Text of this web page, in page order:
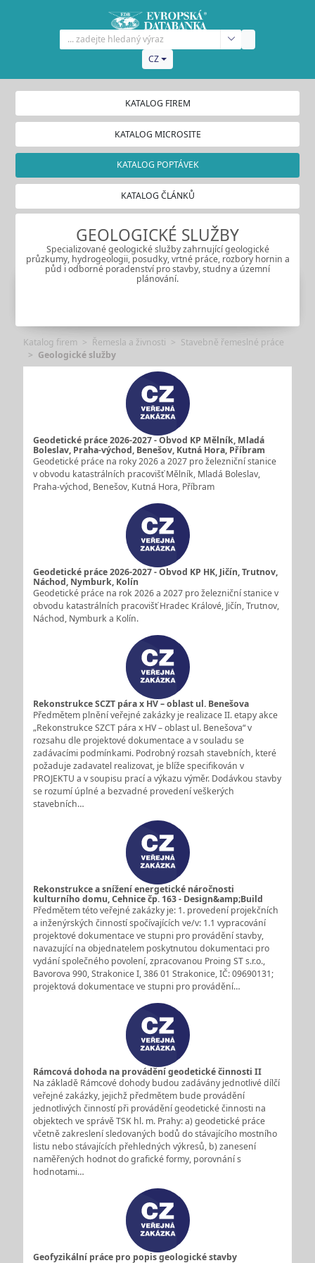
CZ
KATALOG FIREM
KATALOG MICROSITE
KATALOG POPTÁVEK
KATALOG ČLÁNKŮ
GEOLOGICKÉ SLUŽBY
Specializované geologické služby zahrnující geologické
průzkumy, hydrogeologii, posudky, vrtné práce, rozbory hornin a
půd i odborné poradenství pro stavby, studny a územní
plánování.
Katalog firem Řemesla a živnosti
Stavebně řemeslné práce
Geologické služby
Geodetické práce 2026-2027 - Obvod KP Mělník, Mladá
Boleslav, Praha-východ, Benešov, Kutná Hora, Příbram
Geodetické práce na roky 2026 a 2027 pro železniční stanice
v obvodu katastrálních pracovišť Mělník, Mladá Boleslav,
Praha-východ, Benešov, Kutná Hora, Příbram
Geodetické práce 2026-2027 - Obvod KP HK, Jičín, Trutnov,
Náchod, Nymburk, Kolín
Geodetické práce na rok 2026 a 2027 pro železniční stanice v
obvodu katastrálních pracovišť Hradec Králové, Jičín, Trutnov,
Náchod, Nymburk a Kolín.
Rekonstrukce SCZT pára x HV – oblast ul. Benešova
Předmětem plnění veřejné zakázky je realizace II. etapy akce
„Rekonstrukce SZCT pára x HV – oblast ul. Benešova“ v
rozsahu dle projektové dokumentace a v souladu se
zadávacími podmínkami. Podrobný rozsah stavebních, které
požaduje zadavatel realizovat, je blíže specifikován v
PROJEKTU a v soupisu prací a výkazu výměr. Dodávkou stavby
se rozumí úplné a bezvadné provedení veškerých
stavebních…
Rekonstrukce a snížení energetické náročnosti
kulturního domu, Cehnice čp. 163 - Design&amp;Build
Předmětem této veřejné zakázky je: 1. provedení projekčních
a inženýrských činností spočívajících ve/v: 1.1 vypracování
projektové dokumentace ve stupni pro provádění stavby,
navazující na objednatelem poskytnutou dokumentaci pro
vydání společného povolení, zpracovanou Proing ST s.r.o.,
Bavorova 990, Strakonice I, 386 01 Strakonice, IČ: 09690131;
projektová dokumentace ve stupni pro provádění…
Rámcová dohoda na provádění geodetické činnosti II
Na základě Rámcové dohody budou zadávány jednotlivé dílčí
veřejné zakázky, jejichž předmětem bude provádění
jednotlivých činností při provádění geodetické činnosti na
objektech ve správě TSK hl. m. Prahy: a) geodetické práce
včetně zakreslení sledovaných bodů do stávajícího mostního
listu nebo stávajících přehledných výkresů, b) zanesení
naměřených hodnot do grafické formy, porovnání s
hodnotami…
Geofyzikální práce pro popis geologické stavby